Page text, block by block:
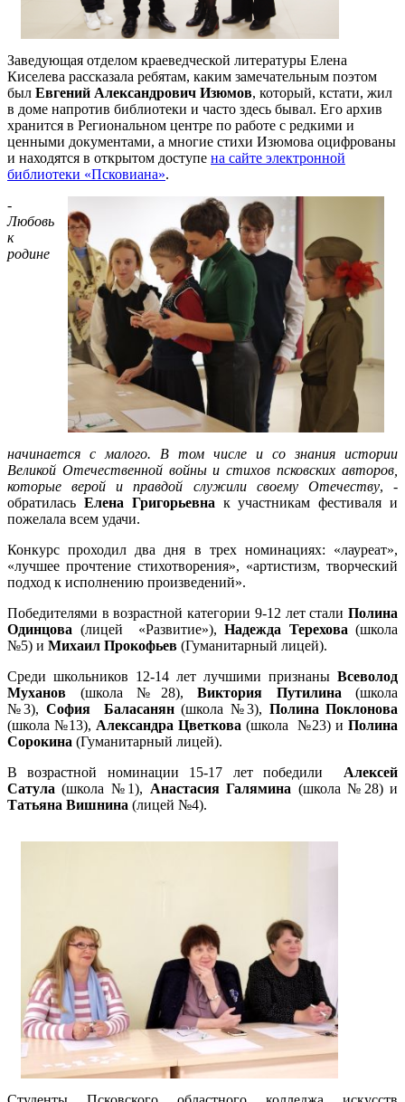
Заведующая отделом краеведческой литературы Елена
Киселева рассказала ребятам, каким замечательным поэтом
был Евгений Александрович Изюмов, который, кстати, жил
в доме напротив библиотеки и часто здесь бывал. Его архив
хранится в Региональном центре по работе с редкими и
ценными документами, а многие стихи Изюмова оцифрованы
и находятся в открытом доступе на сайте электронной
библиотеки «Псковиана».
-
Любовь
к
родине
начинается с малого. В том числе и со знания истории
Великой Отечественной войны и стихов псковских авторов,
которые верой и правдой служили своему Отечеству, -
обратилась Елена Григорьевна к участникам фестиваля и
пожелала всем удачи.
Конкурс проходил два дня в трех номинациях: «лауреат»,
«лучшее прочтение стихотворения», «артистизм, творческий
подход к исполнению произведений».
Победителями в возрастной категории 9-12 лет стали Полина
Одинцова (лицей «Развитие»), Надежда Терехова (школа
№5) и Михаил Прокофьев (Гуманитарный лицей).
Среди школьников 12-14 лет лучшими признаны Всеволод
Муханов (школа №28), Виктория Путилина (школа
№3), София Баласанян(школа №3), Полина Поклонова
(школа №13), Александра Цветкова (школа №23) и Полина
Сорокина (Гуманитарный лицей).
В возрастной номинации 15-17 лет победили Алексей
Сатула (школа №1), Анастасия Галямина (школа №28) и
Татьяна Вишнина (лицей №4).